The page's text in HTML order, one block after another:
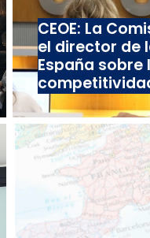
CEOE: La
el director de
España sobre